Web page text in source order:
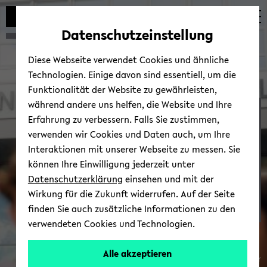
Automatische
vermeiden
zum
wechseln
zum
wechseln
zum
wechseln
Jetzt ein­schrei­ben für
Rechts­wis­sen­schaft in Bie­
le­feld
Ein
Zu­
las­
sungs­
hier...
© Pa­trick Poll­mei­er
Datenschutzeinstellung
Diese Webseite verwendet Cookies und ähnliche
Technologien. Einige davon sind essentiell, um die
Funktionalität der Website zu gewährleisten,
während andere uns helfen, die Website und Ihre
Erfahrung zu verbessern. Falls Sie zustimmen,
verwenden wir Cookies und Daten auch, um Ihre
Interaktionen mit unserer Webseite zu messen. Sie
können Ihre Einwilligung jederzeit unter
Datenschutzerklärung einsehen und mit der
Wirkung für die Zukunft widerrufen. Auf der Seite
finden Sie auch zusätzliche Informationen zu den
verwendeten Cookies und Technologien.
Alle akzeptieren